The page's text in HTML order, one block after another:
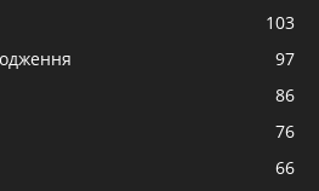
103
97
86
76
66